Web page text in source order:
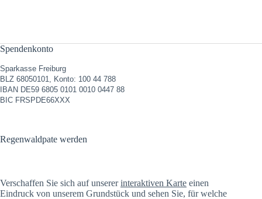
Spendenkonto
Sparkasse Freiburg
BLZ 68050101, Konto: 100 44 788
IBAN DE59 6805 0101 0010 0447 88
BIC FRSPDE66XXX
Regenwaldpate werden
Verschaffen Sie sich auf unsererinteraktiven Karte einen
Eindruck von unserem Grundstück und sehen Sie, für welche